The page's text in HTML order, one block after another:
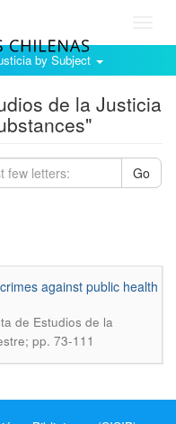
by Subject
de la Justicia
Go
against public health
de Estudios de la
pp. 73-111